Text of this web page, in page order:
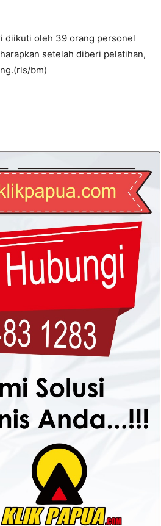
diikuti oleh 39 orang personel
setelah diberi pelatihan,
bm)